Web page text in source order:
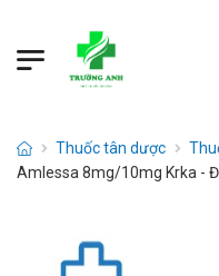
Thuốc tân dược
Amlessa 8mg/10mg Krka -